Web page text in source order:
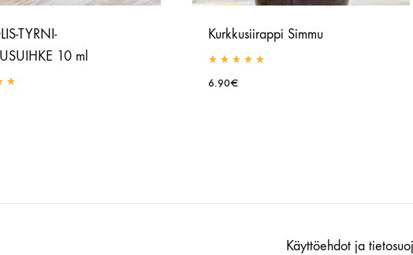
TYRNI-
10 ml
Kurkkusiirappi Simmu
6.90€
Käyttöehdot ja